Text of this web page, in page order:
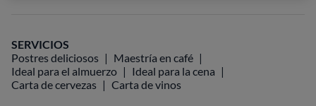
SERVICIOS
Postres deliciosos
Maestría en café
Ideal para el almuerzo
Ideal para la cena
Carta de cervezas
Carta de vinos